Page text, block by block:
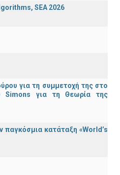
SEA 2026
για τη συμμετοχή της στο
Simons για τη Θεωρία της
κατάταξη «World’s